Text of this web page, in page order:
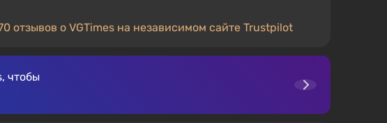
отзывов о VGTimes на независимом сайте Trustpilot
чтобы